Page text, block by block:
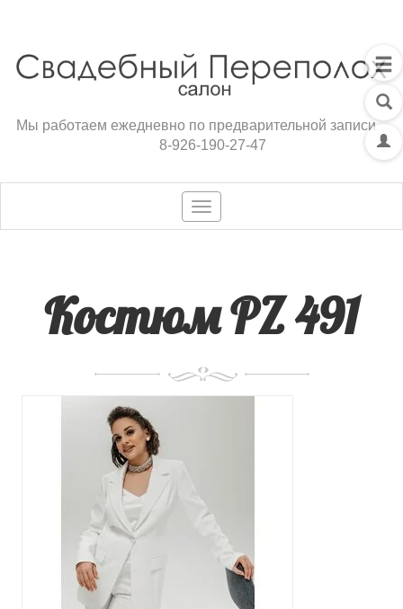
Мы работаем ежедневно по предварительной записи
8-926-190-27-47
Toggle
navigation
Костюм PZ 491